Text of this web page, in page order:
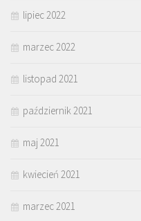
lipiec 2022
marzec 2022
listopad 2021
październik 2021
maj 2021
kwiecień 2021
marzec 2021